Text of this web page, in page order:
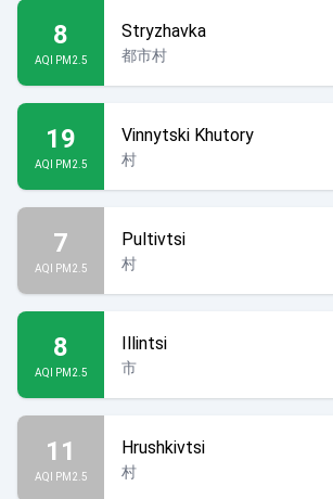
8
AQI PM2.5
Stryzhavka
都市村
19
AQI PM2.5
Vinnytski Khutory
村
7
AQI PM2.5
Pultivtsi
村
8
AQI PM2.5
Illintsi
市
11
AQI PM2.5
Hrushkivtsi
村